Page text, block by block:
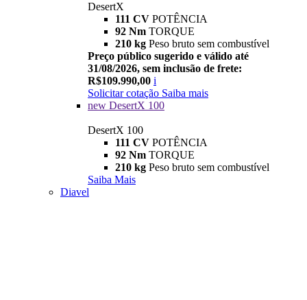
DesertX
111 CV POTÊNCIA
92 Nm TORQUE
210 kg Peso bruto sem combustível
Preço público sugerido e válido até
31/08/2026, sem inclusão de frete:
R$109.990,00 i
Solicitar cotação Saiba mais
new DesertX 100
DesertX 100
111 CV POTÊNCIA
92 Nm TORQUE
210 kg Peso bruto sem combustível
Saiba Mais
Diavel